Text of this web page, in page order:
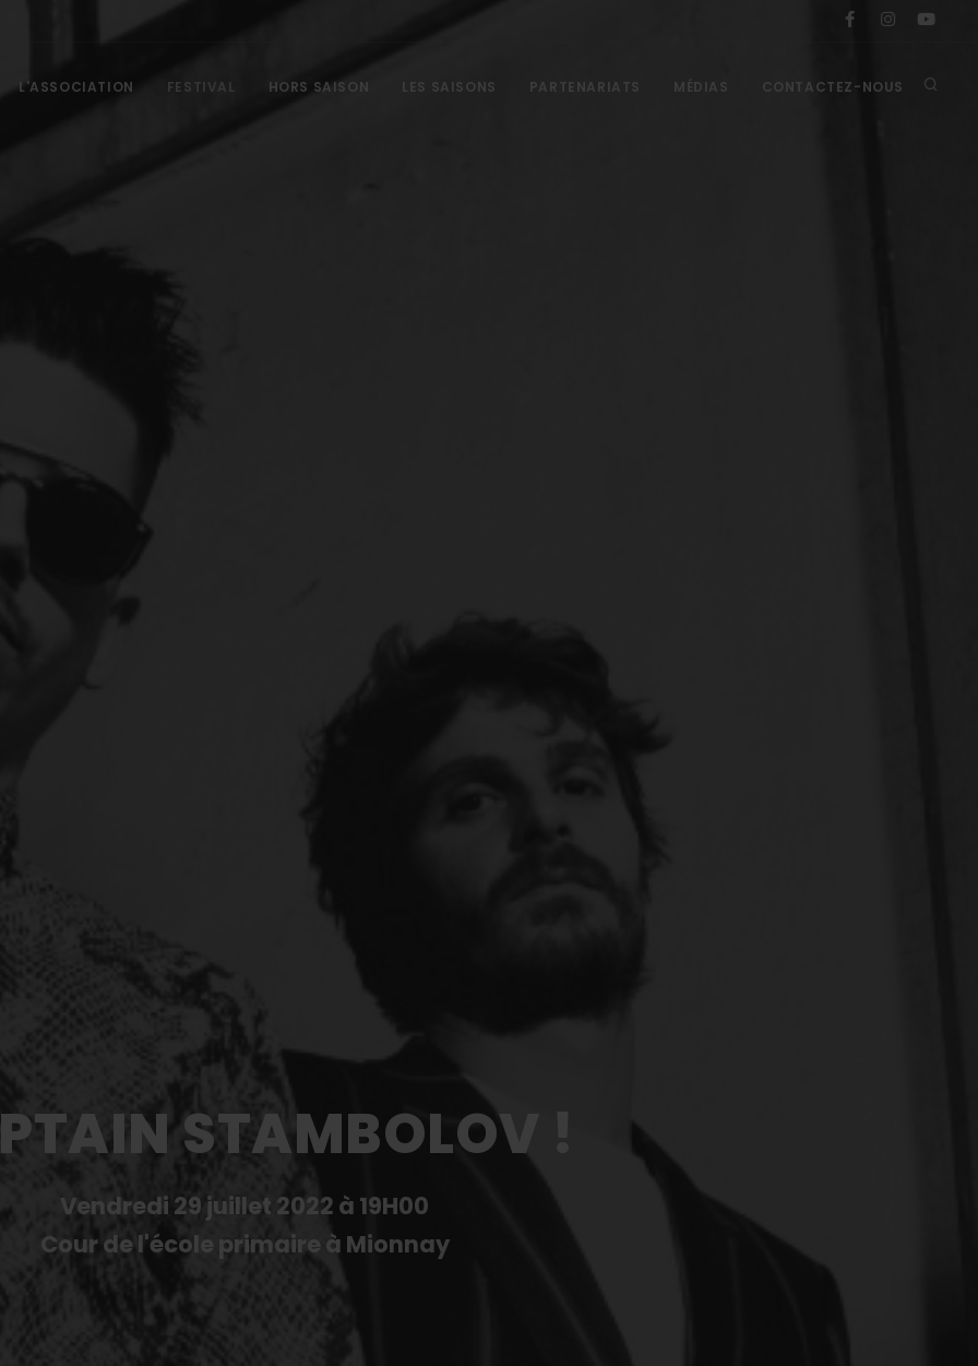
L'ASSOCIATION FESTIVAL HORS SAISON LES SAISONS PARTENARIATS MÉDIAS CONTACTEZ-NOUS
STAMBOLOV !
Vendredi 29 juillet 2022 à 19H00
Cour de l'école primaire à Mionnay